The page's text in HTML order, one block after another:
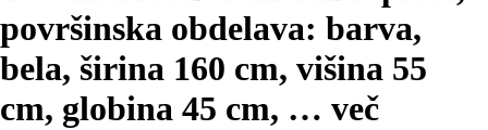
površinska obdelava: barva,
bela, širina 160 cm, višina 55
cm, globina 45 cm, … več